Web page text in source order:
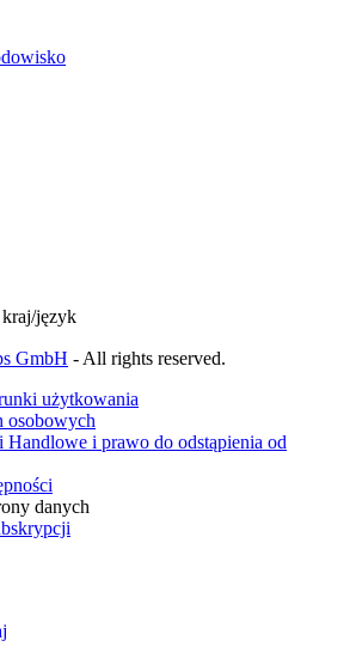
język
GmbH - All rights reserved.
użytkowania
osobowych
Handlowe i prawo do odstąpienia od
danych